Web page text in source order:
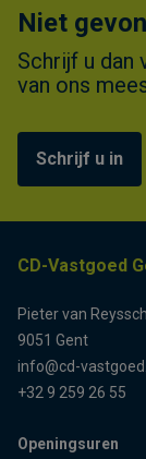
Niet
Schrijf u dan
van ons
Schrijf u in
CD-Vastgoed
Pieter van
9051 Gent
info@cd-
+32 9 259 26 55
Openingsuren